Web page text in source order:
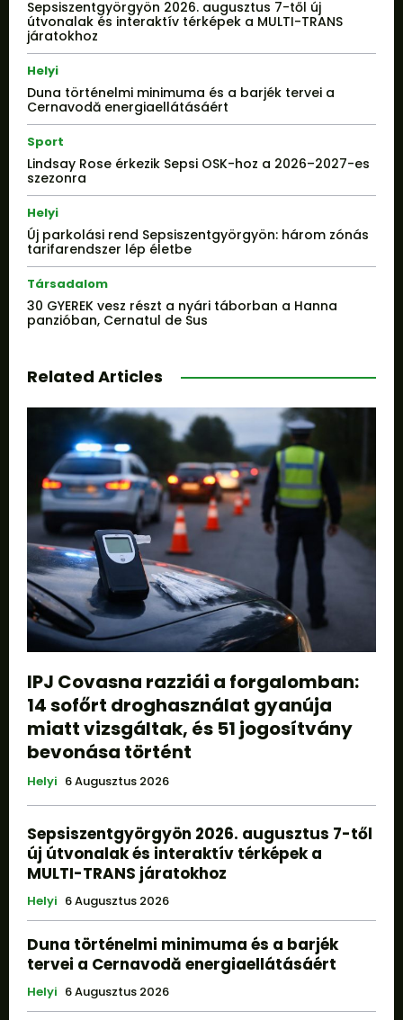
Sepsiszentgyörgyön 2026. augusztus 7-től új
útvonalak és interaktív térképek a MULTI-TRANS
járatokhoz
Helyi
Duna történelmi minimuma és a barjék tervei a
Cernavodă energiaellátásáért
Sport
Lindsay Rose érkezik Sepsi OSK-hoz a 2026–2027-es
szezonra
Helyi
Új parkolási rend Sepsiszentgyörgyön: három zónás
tarifarendszer lép életbe
Társadalom
30 GYEREK vesz részt a nyári táborban a Hanna
panzióban, Cernatul de Sus
Related Articles
IPJ Covasna razziái a forgalomban:
14 sofőrt droghasználat gyanúja
miatt vizsgáltak, és 51 jogosítvány
bevonása történt
Helyi 6 Augusztus 2026
Sepsiszentgyörgyön 2026. augusztus 7-től
új útvonalak és interaktív térképek a
MULTI-TRANS járatokhoz
Helyi 6 Augusztus 2026
Duna történelmi minimuma és a barjék
tervei a Cernavodă energiaellátásáért
Helyi 6 Augusztus 2026